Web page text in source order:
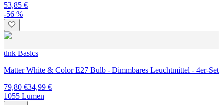
53,85 €
-56 %
tink Basics
Matter White & Color E27 Bulb - Dimmbares Leuchtmittel - 4er-Set
79,80 €34,99 €
1055 Lumen